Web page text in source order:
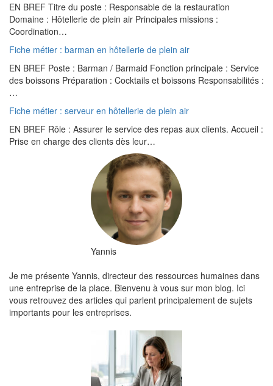
EN BREF Titre du poste : Responsable de la restauration
Domaine : Hôtellerie de plein air Principales missions :
Coordination…
Fiche métier : barman en hôtellerie de plein air
EN BREF Poste : Barman / Barmaid Fonction principale : Service
des boissons Préparation : Cocktails et boissons Responsabilités :
…
Fiche métier : serveur en hôtellerie de plein air
EN BREF Rôle : Assurer le service des repas aux clients. Accueil :
Prise en charge des clients dès leur…
Yannis
Je me présente Yannis, directeur des ressources humaines dans
une entreprise de la place. Bienvenu à vous sur mon blog. Ici
vous retrouvez des articles qui parlent principalement de sujets
importants pour les entreprises.